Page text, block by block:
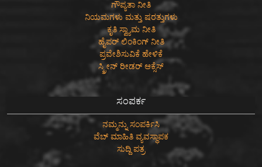
ಗೌಪ್ಯತಾ ನೀತಿ
ನಿಯಮಗಳು ಮತ್ತು ಷರತ್ತುಗಳು
ಕೃತಿ ಸ್ವ್ಯಾಮ ನೀತಿ
ಹೈಪರ್ ಲಿಂಕಿಂಗ್ ನೀತಿ
ಪ್ರವೇಶಿಸುವಿಕೆ ಹೇಳಿಕೆ
ಸ್ಕ್ರೀನ್ ರೀಡರ್ ಆಕ್ಸೆಸ್
ಸಂಪರ್ಕ
ನಮ್ಮನ್ನು ಸಂಪರ್ಕಿಸಿ
ವೆಬ್ ಮಾಹಿತಿ ವ್ಯವಸ್ಥಾಪಕ
ಸುದ್ದಿ ಪತ್ರ